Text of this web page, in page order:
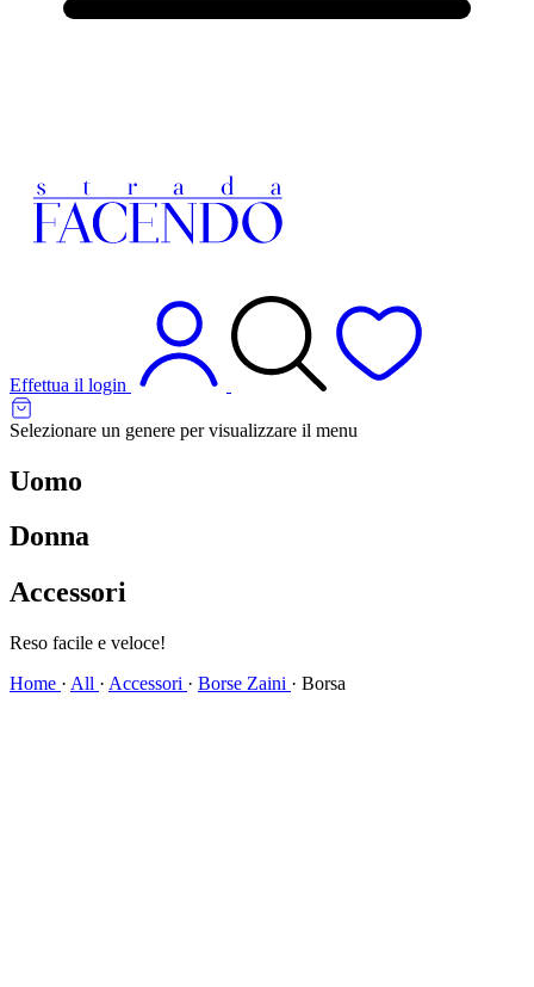
Effettua il login
Selezionare un genere per visualizzare il menu
Uomo
Donna
Accessori
Reso facile e veloce!
Home · All · Accessori · Borse Zaini · Borsa